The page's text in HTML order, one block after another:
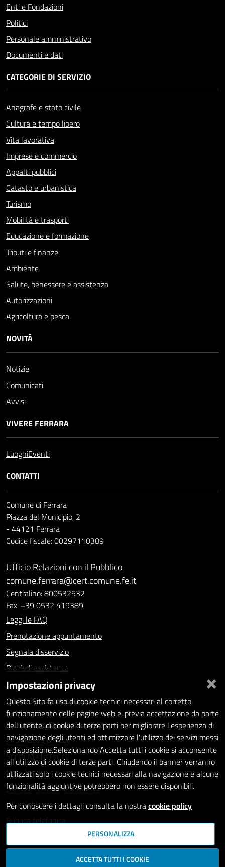
Enti e Fondazioni
Politici
Personale amministrativo
Documenti e dati
CATEGORIE DI SERVIZIO
Anagrafe e stato civile
Cultura e tempo libero
Vita lavorativa
Imprese e commercio
Appalti pubblici
Catasto e urbanistica
Turismo
Mobilità e trasporti
Educazione e formazione
Tributi e finanze
Ambiente
Salute, benessere e assistenza
Autorizzazioni
Agricoltura e pesca
NOVITÀ
Notizie
Comunicati
Avvisi
VIVERE FERRARA
LuoghiEventi
CONTATTI
Comune di Ferrara
Piazza del Municipio, 2
- 44121 Ferrara
Codice fiscale: 00297110389
Ufficio Relazioni con il Pubblico
comune.ferrara@cert.comune.fe.it
Centralino: 800532532
Fax: +39 0532 419389
Leggi le FAQ
Prenotazione appuntamento
Segnala disservizio
Richiedi assistenza
Statistiche dei Siti web
Intranet - accesso riservato
Amministrazione trasparente
Informativa privacy
Social Media Policy
Note legali
Dichiarazione di accessibilità
Whistleblowing
Rubrica telefonica
SEGUICI SU
×
Impostazioni privacy
Questo Sito fa uso di cookie tecnici necessari al corretto
funzionamento delle pagine web e, previa accettazione da parte
dell'utente, di cookie di terze parti per migliorare l'esperienza di
navigazione degli utenti ed ottimizzare l'utilizzo dei servizi messi
a disposizione.Selezionando Accetta tutti i cookie si acconsente
all'utilizzo di cookie di terze parti. Chiudendo il banner verranno
utilizzati solo i cookie tecnici necessari alla navigazione e alcune
funzionalità aggiuntive potrebbero non essere disponibili.
Per conoscere i dettagli consulta la nostracookie policy
PERSONALIZZA
ACCETTA TUTTI I COOKIE